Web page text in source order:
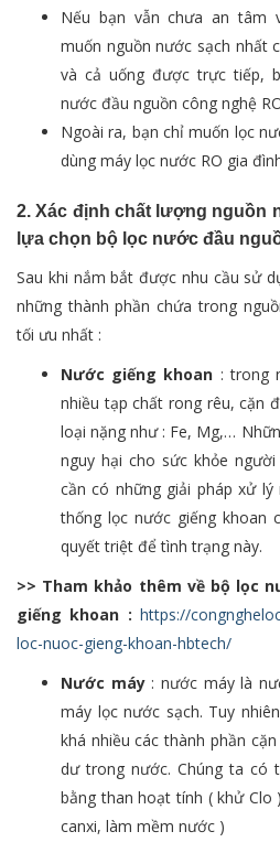
Nếu bạn vẫn chưa an tâm
muốn nguồn nước sạch nhất
và cả uống được trực tiếp,
nước đầu nguồn công nghệ
Ngoài ra, bạn chỉ muốn lọc
dùng máy lọc nước RO gia
2. Xác định chất lượng nguồn
lựa chọn bộ lọc nước đầu
Sau khi nắm bắt được nhu cầu sử
những thành phần chứa trong
tối ưu nhất :
Nước giếng khoan : trong
nhiều tạp chất rong rêu, cặn
loại nặng như : Fe, Mg,…
nguy hại cho sức khỏe
cần có những giải pháp xử
thống lọc nước giếng khoan
quyết triệt để tình trạng này.
>> Tham khảo thêm về bộ lọc
giếng khoan : https://
loc-nuoc-gieng-khoan-hbtech/
Nước máy: nước máy là
máy lọc nước sạch. Tuy
khá nhiều các thành phần
dư trong nước. Chúng ta có
bằng than hoạt tính ( khử Clo
canxi, làm mềm nước )